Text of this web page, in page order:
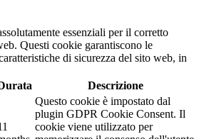
essenziali per il corretto
Questi cookie garantiscono le
di sicurezza del sito web, in
Descrizione
Questo cookie è impostato dal
plugin GDPR Cookie Consent. Il
cookie viene utilizzato per